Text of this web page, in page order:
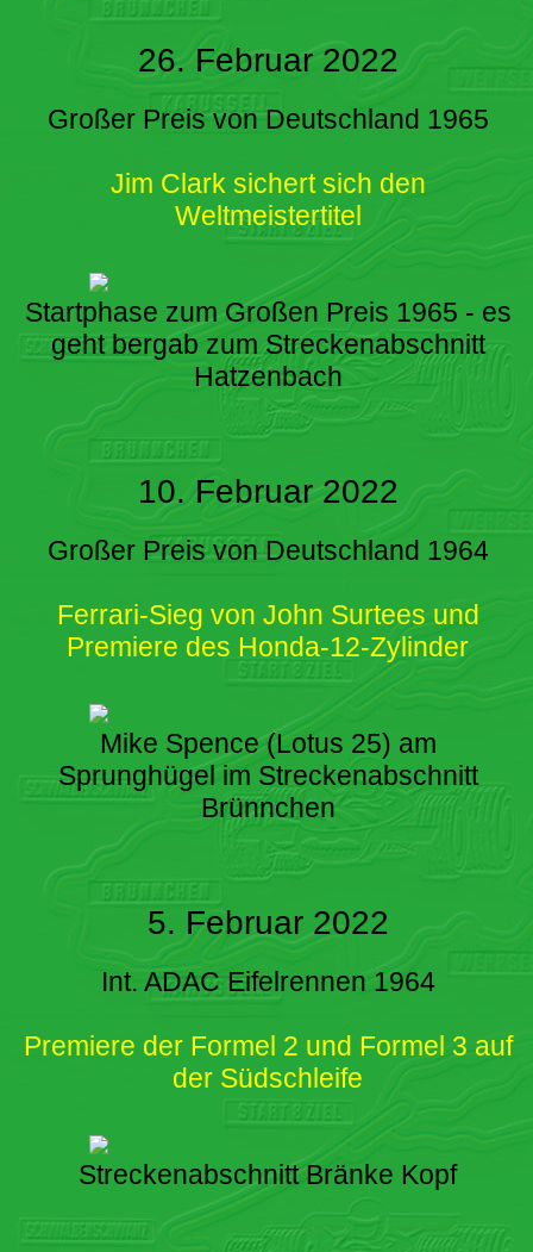
26. Februar 2022
Großer Preis von Deutschland 1965
Jim Clark sichert sich den
Weltmeistertitel
Startphase zum Großen Preis 1965 - es
geht bergab zum Streckenabschnitt
Hatzenbach
10. Februar 2022
Großer Preis von Deutschland 1964
Ferrari-Sieg von John Surtees und
Premiere des Honda-12-Zylinder
Mike Spence (Lotus 25) am
Sprunghügel im Streckenabschnitt
Brünnchen
5. Februar 2022
Int. ADAC Eifelrennen 1964
Premiere der Formel 2 und Formel 3 auf
der Südschleife
Streckenabschnitt Bränke Kopf